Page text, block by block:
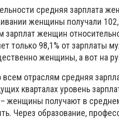
средняя зарплата
женщины получали
зарплат женщин
только 98,1% от зарплаты
женщины, а вот на
отраслям средняя
кварталах уровень
– женщины получают в
Через образование,